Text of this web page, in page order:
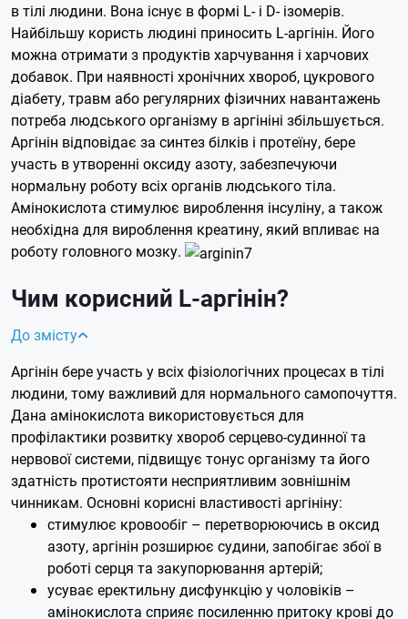
в тілі людини. Вона існує в формі L- і D- ізомерів.
Найбільшу користь людині приносить L-аргінін. Його
можна отримати з продуктів харчування і харчових
добавок. При наявності хронічних хвороб, цукрового
діабету, травм або регулярних фізичних навантажень
потреба людського організму в аргініні збільшується.
Аргінін відповідає за синтез білків і протеїну, бере
участь в утворенні оксиду азоту, забезпечуючи
нормальну роботу всіх органів людського тіла.
Амінокислота стимулює вироблення інсуліну, а також
необхідна для вироблення креатину, який впливає на
роботу головного мозку.
Чим корисний L-аргінін?
До змісту
Аргінін бере участь у всіх фізіологічних процесах в тілі
людини, тому важливий для нормального самопочуття.
Дана амінокислота використовується для
профілактики розвитку хвороб серцево-судинної та
нервової системи, підвищує тонус організму та його
здатність протистояти несприятливим зовнішнім
чинникам. Основні корисні властивості аргініну:
стимулює кровообіг – перетворюючись в оксид
азоту, аргінін розширює судини, запобігає збої в
роботі серця та закупорювання артерій;
усуває еректильну дисфункцію у чоловіків –
амінокислота сприяє посиленню притоку крові до